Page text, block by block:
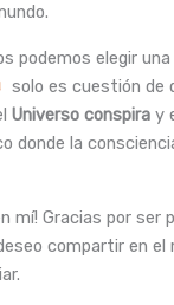
podemos elegir
solo es cuestión de
Universo conspira y
donde la
mí! Gracias por ser
compartir en el